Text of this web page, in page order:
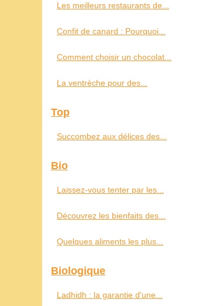
Les meilleurs restaurants de...
Confit de canard : Pourquoi...
Comment choisir un chocolat...
La ventrèche pour des...
Top
Succombez aux délices des...
Bio
Laissez-vous tenter par les...
Découvrez les bienfaits des...
Quelques aliments les plus...
Biologique
Ladhidh : la garantie d'une...